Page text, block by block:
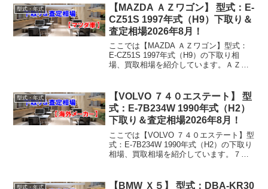
型式・年式
【MAZDA ＡＺワゴン】 型式：E-
CZ51S 1997年式（H9）下取り＆
査定相場2026年8月！
ここでは【MAZDA ＡＺワゴン】型式：
E-CZ51S 1997年式（H9）の下取り相
場、買取相場を紹介しています。ＡＺワ
～1万円買取り相場：マイナス1...
型式・年式
【VOLVO ７４０エステート】 型
式：E-7B234W 1990年式（H2）
下取り＆査定相場2026年8月！
ここでは【VOLVO ７４０エステート】型
式：E-7B234W 1990年式（H2）の下取り
相場、買取相場を紹介しています。７４
場：マイナス1万円～8万円買取り...
型式・年式
【BMW Ｘ５】 型式：DBA-KR30